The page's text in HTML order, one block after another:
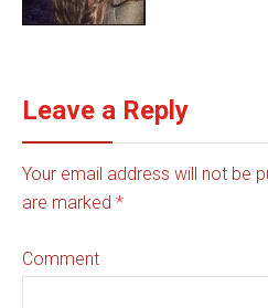
Leave a Reply
Your email address will not be
are marked *
Comment